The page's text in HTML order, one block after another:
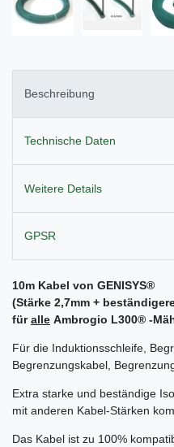
Beschreibung
Technische Daten
Weitere Details
GPSR
10m Kabel von GENISYS®
(Stärke 2,7mm +
füralle Ambrogio L300® -
Für die Induktionsschleife,
Begrenzungskabel,
Extra starke und beständige
mit anderen Kabel-Stärken
Das Kabel ist zu 100%